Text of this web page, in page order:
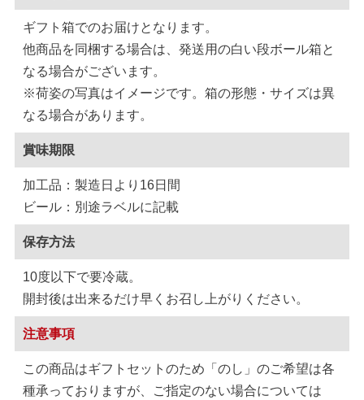
ギフト箱でのお届けとなります。
他商品を同梱する場合は、発送用の白い段ボール箱と
なる場合がございます。
※荷姿の写真はイメージです。箱の形態・サイズは異
なる場合があります。
賞味期限
加工品：製造日より16日間
ビール：別途ラベルに記載
保存方法
10度以下で要冷蔵。
開封後は出来るだけ早くお召し上がりください。
注意事項
この商品はギフトセットのため「のし」のご希望は各
種承っておりますが、ご指定のない場合については